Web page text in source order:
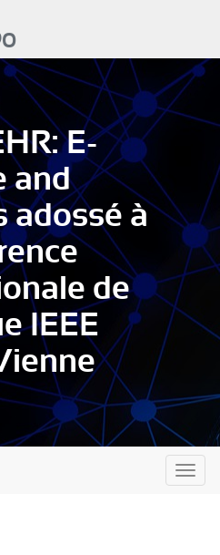
E-
and
adossé à
de
IEEE